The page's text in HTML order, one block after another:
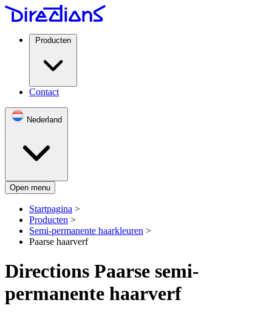
Producten
Contact
Nederland
Open menu
Startpagina >
Producten >
Semi-permanente haarkleuren >
Paarse haarverf
Directions Paarse semi-
permanente haarverf